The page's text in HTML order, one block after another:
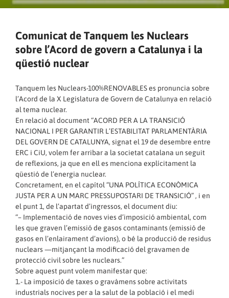
Comunicat de Tanquem les Nuclears
sobre l’Acord de govern a Catalunya i la
qüestió nuclear
Tanquem les Nuclears-100%RENOVABLES es pronuncia sobre
l’Acord de la X Legislatura de Govern de Catalunya en relació
al tema nuclear.
En relació al document “ACORD PER A LA TRANSICIÓ
NACIONAL I PER GARANTIR L’ESTABILITAT PARLAMENTÀRIA
DEL GOVERN DE CATALUNYA, signat el 19 de desembre entre
ERC i CiU, volem fer arribar a la societat catalana un seguit
de reflexions, ja que en ell es menciona explícitament la
qüestió de l’energia nuclear.
Concretament, en el capítol “UNA POLÍTICA ECONÒMICA
JUSTA PER A UN MARC PRESSUPOSTARI DE TRANSICIÓ” , i en
el punt 1, de l’apartat d’ingressos, el document diu:
“– Implementació de noves vies d’imposició ambiental, com
les que graven l’emissió de gasos contaminants (emissió de
gasos en l’enlairament d’avions), o bé la producció de residus
nuclears —mitjançant la modificació del gravamen de
protecció civil sobre les nuclears.”
Sobre aquest punt volem manifestar que:
1.- La imposició de taxes o gravàmens sobre activitats
industrials nocives per a la salut de la població i el medi